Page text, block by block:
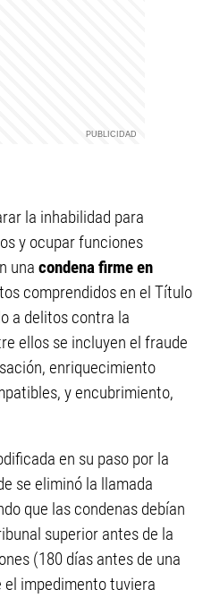
la inhabilidad para
y ocupar funciones
una condena firme en
comprendidos en el Título
a delitos contra la
ellos se incluyen el fraude
enriquecimiento
y encubrimiento,
en su paso por la
se eliminó la llamada
que las condenas debían
superior antes de la
(180 días antes de una
impedimento tuviera